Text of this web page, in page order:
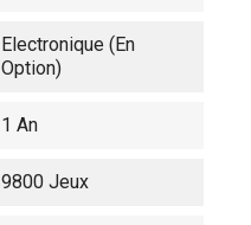
Electronique (en
Option)
1 An
9800 Jeux